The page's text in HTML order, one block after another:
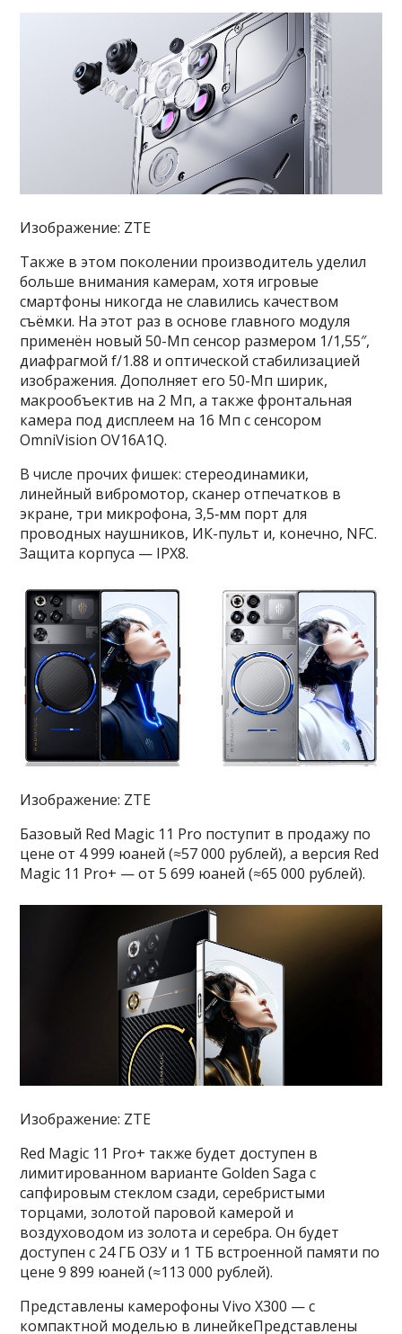
Изображение: ZTE
Также в этом поколении производитель уделил
больше внимания камерам, хотя игровые
смартфоны никогда не славились качеством
съёмки. На этот раз в основе главного модуля
применён новый 50-Мп сенсор размером 1/1,55″,
диафрагмой f/1.88 и оптической стабилизацией
изображения. Дополняет его 50-Мп ширик,
макрообъектив на 2 Мп, а также фронтальная
камера под дисплеем на 16 Мп с сенсором
OmniVision OV16A1Q.
В числе прочих фишек: стереодинамики,
линейный вибромотор, сканер отпечатков в
экране, три микрофона, 3,5‑мм порт для
проводных наушников, ИК-пульт и, конечно, NFC.
Защита корпуса — IPX8.
Изображение: ZTE
Базовый Red Magic 11 Pro поступит в продажу по
цене от 4 999 юаней (≈57 000 рублей), а версия Red
Magic 11 Pro+ — от 5 699 юаней (≈65 000 рублей).
Изображение: ZTE
Red Magic 11 Pro+ также будет доступен в
лимитированном варианте Golden Saga с
сапфировым стеклом сзади, серебристыми
торцами, золотой паровой камерой и
воздуховодом из золота и серебра. Он будет
доступен с 24 ГБ ОЗУ и 1 ТБ встроенной памяти по
цене 9 899 юаней (≈113 000 рублей).
Представлены камерофоны Vivo X300 — с
компактной моделью в линейкеПредставлены